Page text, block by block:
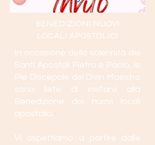
BENEDIZIONI NUOVI
LOCALI APOSTOLICI
In occasione della solennità dei
Santi Apostoli Pietro e Paolo, le
Pie Discepole del Divin Maestro
sono liete di invitarvi alla
Benedizione dei nuovi locali
apostolici.
Vi aspettiamo a partire dalle